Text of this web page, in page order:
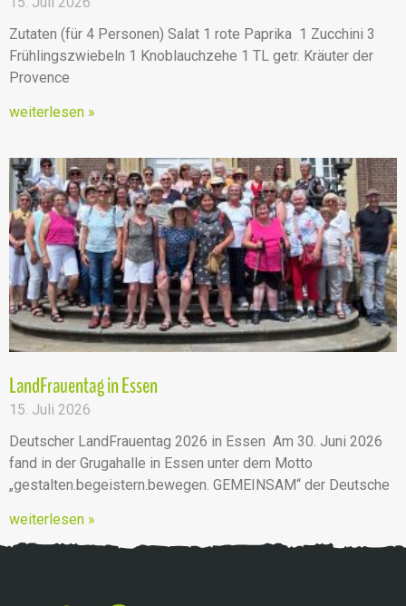
Zutaten (für 4 Personen) Salat 1 rote Paprika 1 Zucchini 3
Frühlingszwiebeln 1 Knoblauchzehe 1 TL getr. Kräuter der
Provence
weiterlesen »
LandFrauentag in Essen
15. Juli 2026
Deutscher LandFrauentag 2026 in Essen Am 30. Juni 2026
fand in der Grugahalle in Essen unter dem Motto
„gestalten.begeistern.bewegen. GEMEINSAM“ der Deutsche
weiterlesen »